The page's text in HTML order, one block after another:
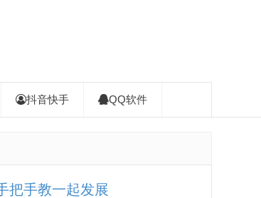
抖音快手 QQ软件
把手教一起发展